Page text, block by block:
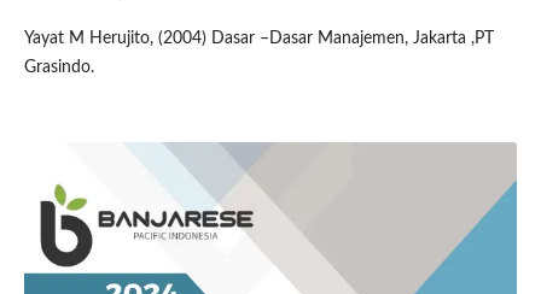
Yayat M Herujito, (2004) Dasar –Dasar Manajemen, Jakarta ,PT
Grasindo.